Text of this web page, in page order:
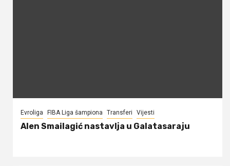
Evroliga FIBA Liga šampiona Transferi Vijesti
Alen Smailagić nastavlja u Galatasaraju